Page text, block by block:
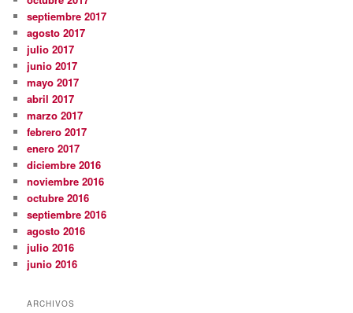
septiembre 2017
agosto 2017
julio 2017
junio 2017
mayo 2017
abril 2017
marzo 2017
febrero 2017
enero 2017
diciembre 2016
noviembre 2016
octubre 2016
septiembre 2016
agosto 2016
julio 2016
junio 2016
ARCHIVOS